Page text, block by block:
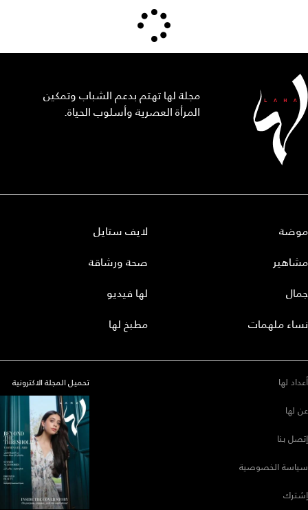
مجلة لها تهتم بدعم الشباب وتمكين
المرأة العصرية وأسلوب الحياة.
موضة
مشاهير
جمال
نساء ملهمات
لايف ستايل
صحة ورشاقة
لها فيديو
مطبخ لها
أعداد لها
عن لها
إتصل بنا
سياسة الخصوصية
إشترك
تحميل المجلة الاكترونية